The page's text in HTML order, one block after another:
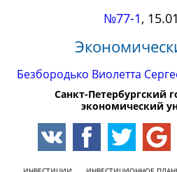
№77-1,
Безбородько Виолетта
Санкт-Петербургский
экономический